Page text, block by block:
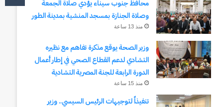
محافظ جنوب سيناء يؤدي صلاة الجمعة
وصلاة الجنازة بمسجد المنشية بمدينة الطور
منذ 13 ساعة
وزير الصحة يوقع مذكرة تفاهم مع نظيره
التشادي لدعم القطاع الصحي في إطار أعمال
الدورة الرابعة للجنة المصرية التشادية
منذ 15 ساعة
تنفيذاً لتوجيهات الرئيس السيسي.. وزير